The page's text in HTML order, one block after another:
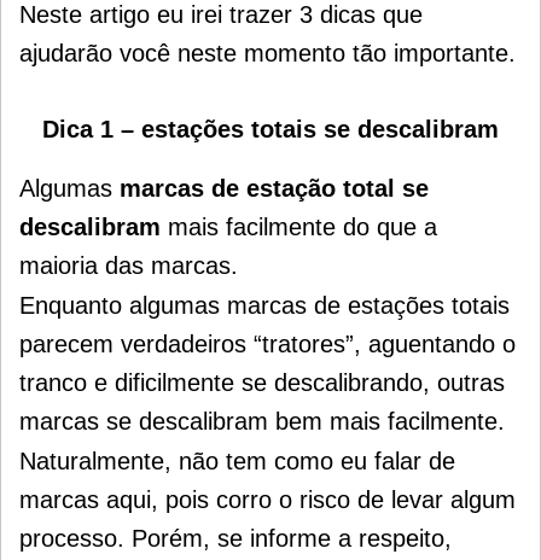
Neste artigo eu irei trazer 3 dicas que
ajudarão você neste momento tão importante.
Dica 1 – estações totais se descalibram
Algumas marcas de estação total se
descalibram mais facilmente do que a
maioria das marcas.
Enquanto algumas marcas de estações totais
parecem verdadeiros “tratores”, aguentando o
tranco e dificilmente se descalibrando, outras
marcas se descalibram bem mais facilmente.
Naturalmente, não tem como eu falar de
marcas aqui, pois corro o risco de levar algum
processo. Porém, se informe a respeito,